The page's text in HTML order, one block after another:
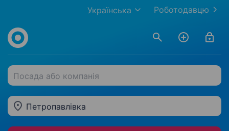
Роботодавцю
Українська
Посада або компанія
Петропавлівка